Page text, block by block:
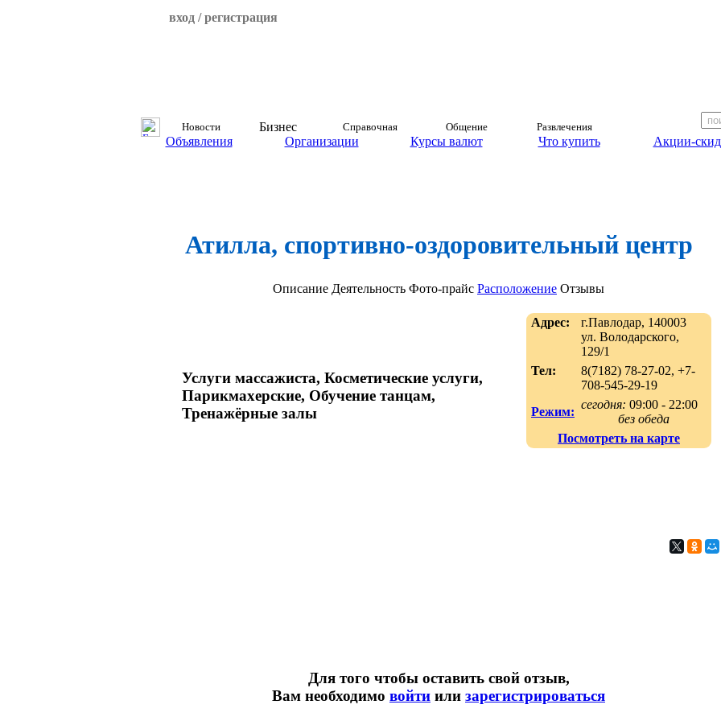
вход / регистрация
Новости Бизнес Справочная Общение Развлечения
Объявления Организации Курсы валют Что купить Акции-
Атилла, спортивно-оздоровительный центр
Описание Деятельность Фото-прайс Расположение Отзывы
Адрес:
г.Павлодар, 140003
ул. Володарского,
129/1
Тел:
8(7182) 78-27-02, +7-
708-545-29-19
Режим:
сегодня: 09:00 - 22:00
без обеда
Посмотреть на карте
Услуги массажиста, Косметические услуги,
Парикмахерские, Обучение танцам,
Тренажёрные залы
Для того чтобы оставить свой отзыв,
Вам необходимо войти или зарегистрироваться